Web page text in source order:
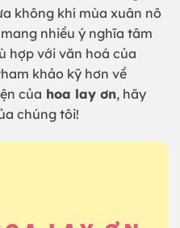
không khí mùa xuân nô
nhiều ý nghĩa tâm
hợp với văn hoá của
khảo kỹ hơn về
của hoa lay ơn, hãy
chúng tôi!